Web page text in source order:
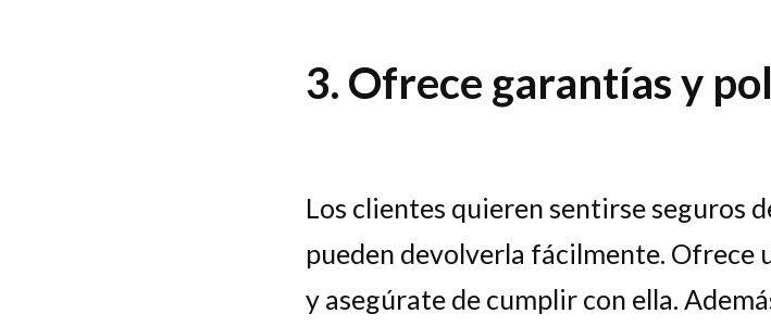
3. Ofrece garantías y
Los clientes quieren sentirse seguros
pueden devolverla fácilmente. Ofrece
y asegúrate de cumplir con ella.